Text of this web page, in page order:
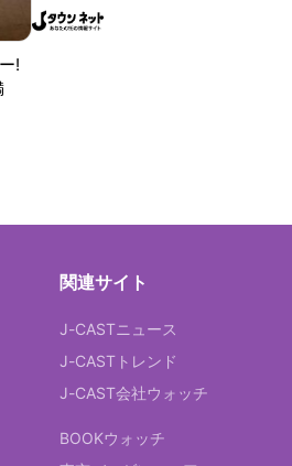
!
関連サイト
J-CASTニュース
J-CASTトレンド
J-CAST会社ウォッチ
BOOKウォッチ